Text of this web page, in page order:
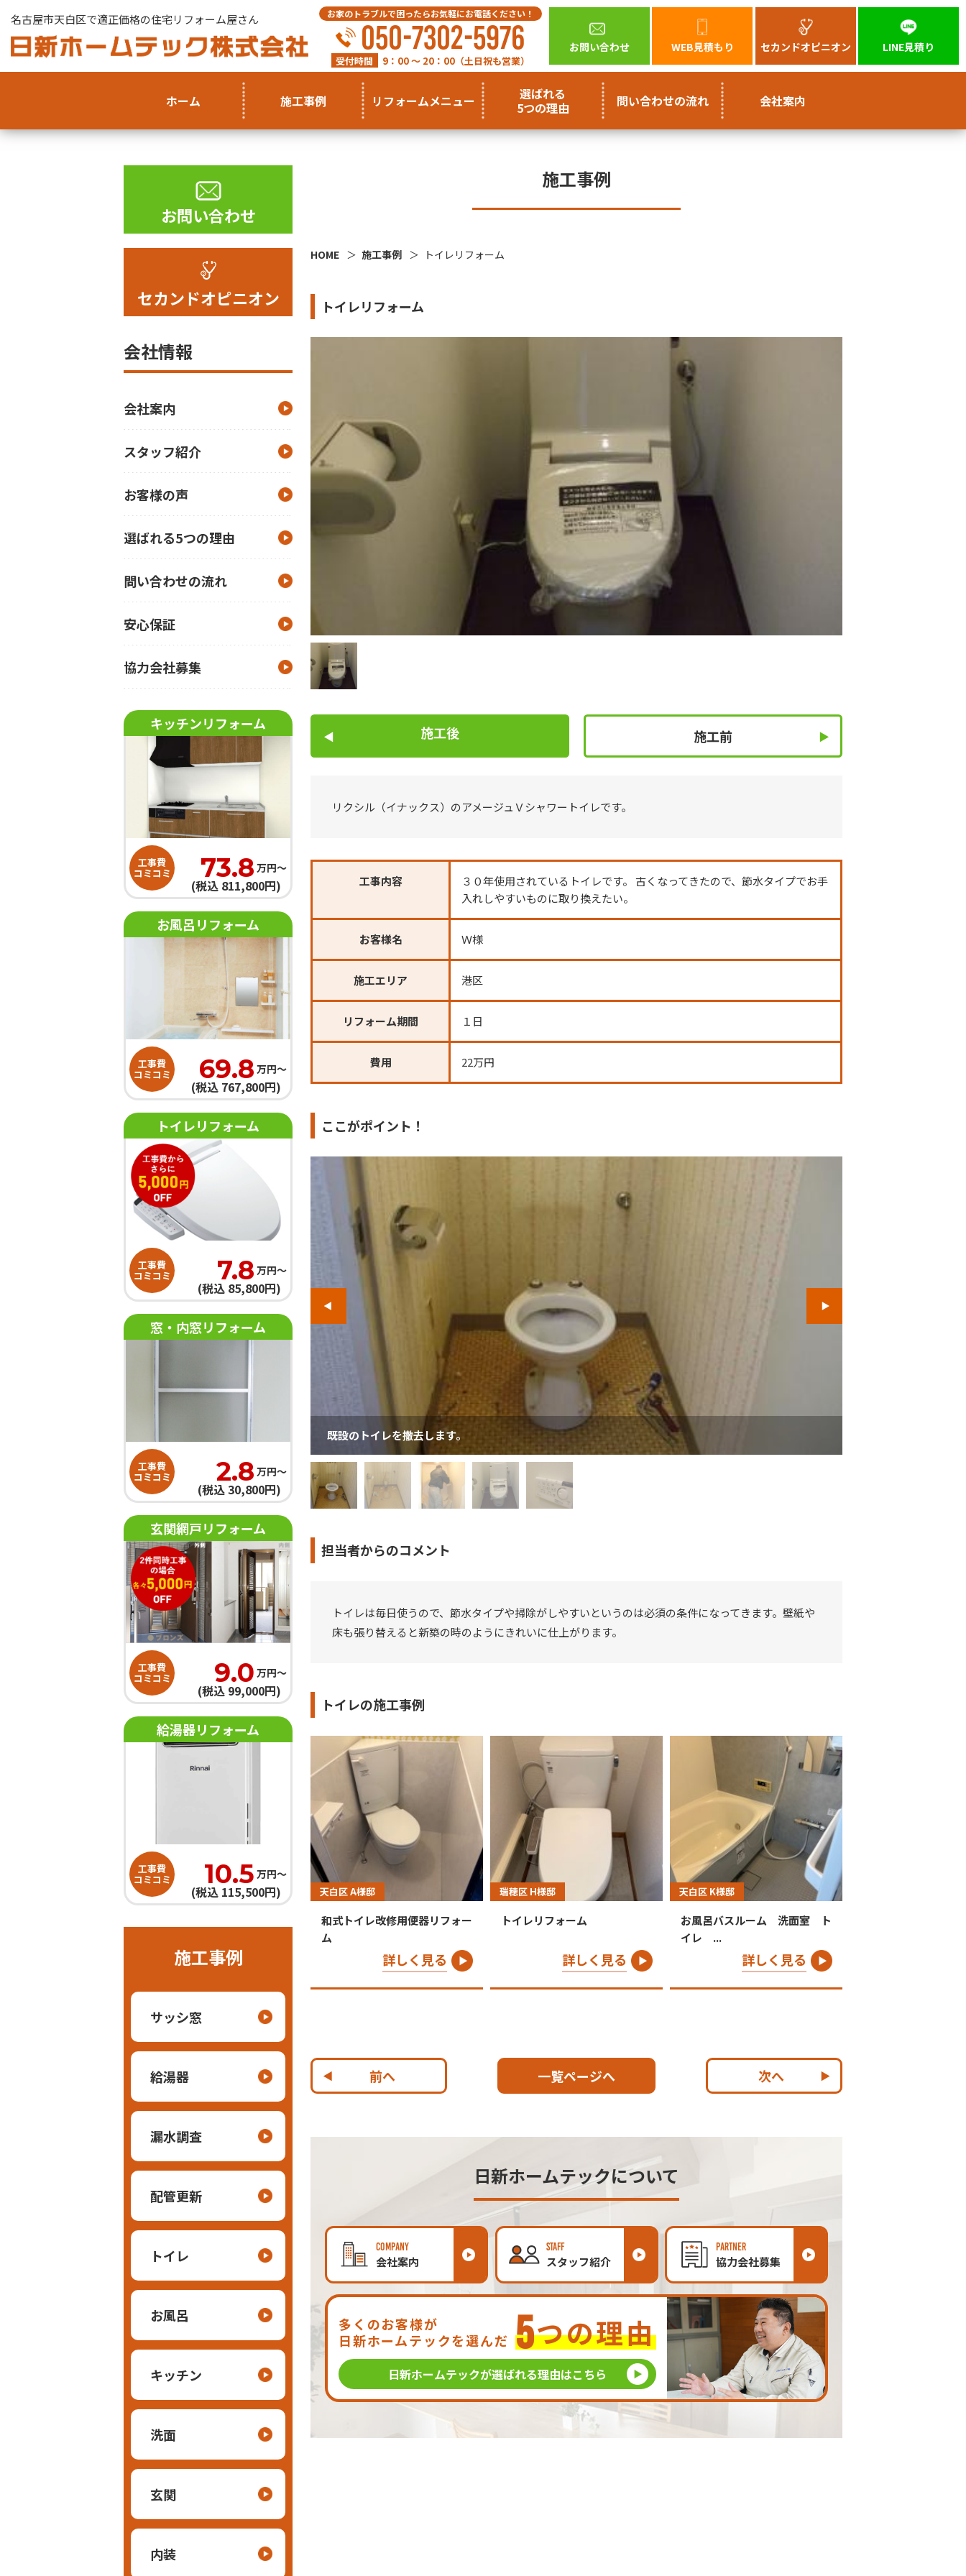
名古屋市天白区で適正価格の住宅リフォーム屋さん お家のトラブルで困ったらお気軽にお電話ください！
050-7302-5976
受付時間 9：00 ～ 20：00（土日祝も営業）
お問い合わせ WEB見積もり セカンドオピニオン LINE見積り
ホーム 施工事例 リフォームメニュー
選ばれる
5つの理由
問い合わせの流れ 会社案内
施工事例
HOME 施工事例 トイレリフォーム
トイレリフォーム
施工後 施工前
リクシル（イナックス）のアメージュＶシャワートイレです。
工事内容
３０年使用されているトイレです。 古くなってきたので、節水タイプでお手
入れしやすいものに取り換えたい。
お客様名 Ｗ様
施工エリア 港区
リフォーム期間 １日
費用 22万円
ここがポイント！
既設のトイレを撤去します。
担当者からのコメント
トイレは毎日使うので、節水タイプや掃除がしやすいというのは必須の条件になってきます。壁紙や
床も張り替えると新築の時のようにきれいに仕上がります。
トイレの施工事例
天白区 A様邸
和式トイレ改修用便器リフォー
ム
詳しく見る
瑞穂区 H様邸
トイレリフォーム
詳しく見る
天白区 K様邸
お風呂バスルーム 洗面室 ト
イレ ...
詳しく見る
前へ 一覧ページへ 次へ
日新ホームテックについて
COMPANY
会社案内
STAFF
スタッフ紹介
PARTNER
協力会社募集
多くのお客様が
日新ホームテックを選んだ 5つの理由
日新ホームテックが選ばれる理由はこちら
お問い合わせ
セカンドオピニオン
会社情報
会社案内
スタッフ紹介
お客様の声
選ばれる5つの理由
問い合わせの流れ
安心保証
協力会社募集
キッチンリフォーム
工事費
コミコミ 73.8 万円〜
(税込 811,800円)
お風呂リフォーム
工事費
コミコミ 69.8 万円〜
(税込 767,800円)
トイレリフォーム
工事費
コミコミ 7.8 万円〜
(税込 85,800円)
窓・内窓リフォーム
工事費
コミコミ 2.8 万円〜
(税込 30,800円)
玄関網戸リフォーム
工事費
コミコミ 9.0 万円〜
(税込 99,000円)
給湯器リフォーム
工事費
コミコミ 10.5 万円〜
(税込 115,500円)
施工事例
サッシ窓
給湯器
漏水調査
配管更新
トイレ
お風呂
キッチン
洗面
玄関
内装